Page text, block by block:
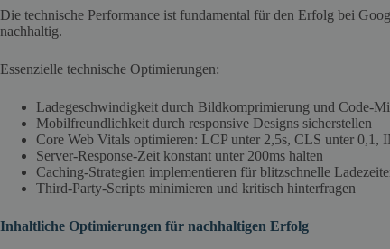
Die technische Performance ist fundamental für den Erfolg bei
nachhaltig.
Essenzielle technische Optimierungen:
Ladegeschwindigkeit durch Bildkomprimierung und Code-
Mobilfreundlichkeit durch responsive Designs sicherstellen
Core Web Vitals optimieren: LCP unter 2,5s, CLS unter 0,1,
Server-Response-Zeit konstant unter 200ms halten
Caching-Strategien implementieren für blitzschnelle
Third-Party-Scripts minimieren und kritisch hinterfragen
Inhaltliche Optimierungen für nachhaltigen Erfolg